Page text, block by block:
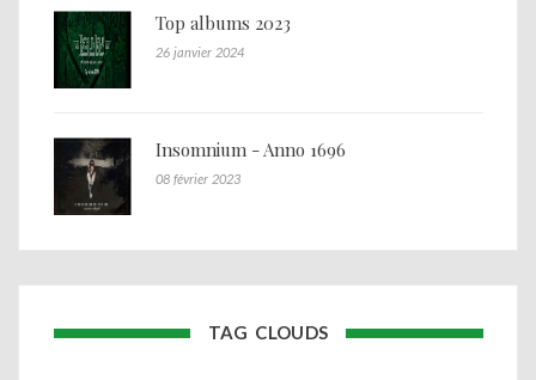
Top albums 2023
26 janvier 2024
Insomnium - Anno 1696
08 février 2023
TAG CLOUDS